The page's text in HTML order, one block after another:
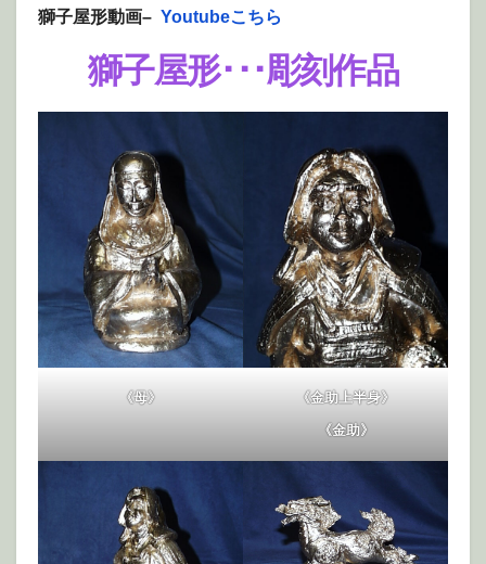
獅子屋形動画– Youtubeこちら
獅子屋形･･･彫刻作品
《母》
《金助上半身》
《金助》